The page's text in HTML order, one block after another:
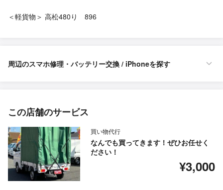
＜軽貨物＞ 高松480り 896
周辺のスマホ修理・バッテリー交換 / iPhoneを探す
この店舗のサービス
買い物代行
なんでも買ってきます！ぜひお任せく
ださい！
¥3,000